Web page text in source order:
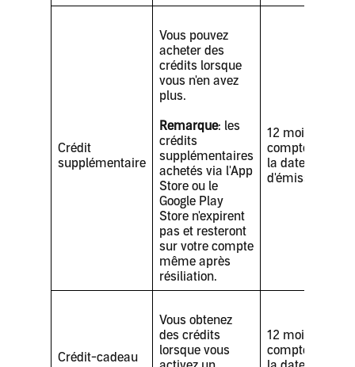
Crédit
supplémentaire
Vous pouvez
acheter des
crédits lorsque
vous n'en avez
plus.
Remarque: les
crédits
supplémentaires
achetés via l'App
Store ou le
Google Play
Store n'expirent
pas et resteront
sur votre compte
même après
résiliation.
12 mois à
compter de
la date
d'émission
Crédit-cadeau
Vous obtenez
des crédits
lorsque vous
12 mois à
compter de